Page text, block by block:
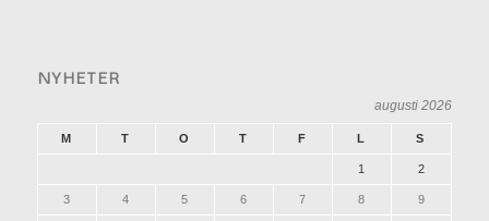
NYHETER
augusti 2026
M T O T F L S
1 2
3 4 5 6 7 8 9